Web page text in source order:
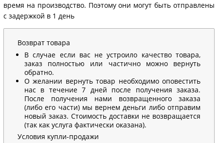
время на производство. Поэтому они могут быть отправлены
с задержкой в 1 день
Возврат товара
В случае если вас не устроило качество товара,
заказ полностью или частично можно вернуть
обратно.
О желании вернуть товар необходимо оповестить
нас в течение 7 дней после получения заказа.
После получения нами возвращенного заказа
(либо его части) мы вернем деньги либо отправим
новый заказ. Стоимость доставки не возвращается
(так как услуга фактически оказана).
Условия купли-продажи